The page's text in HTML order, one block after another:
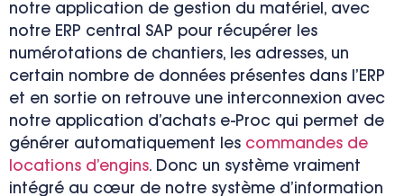
notre application de gestion du matériel, avec
notre ERP central SAP pour récupérer les
numérotations de chantiers, les adresses, un
certain nombre de données présentes dans l’ERP
et en sortie on retrouve une interconnexion avec
notre application d’achats e-Proc qui permet de
générer automatiquement les commandes de
locations d’engins. Donc un système vraiment
intégré au cœur de notre système d’information